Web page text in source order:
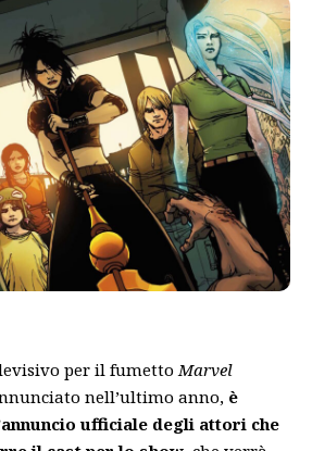
per il fumettoMarvel
nell’ultimo anno, è
ufficiale degli attori che